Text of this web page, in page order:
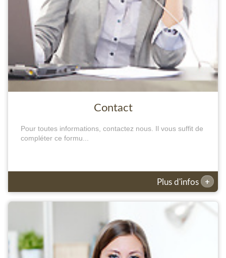
Contact
Pour toutes informations, contactez nous. Il vous suffit de
compléter ce formu...
Plus d'infos +